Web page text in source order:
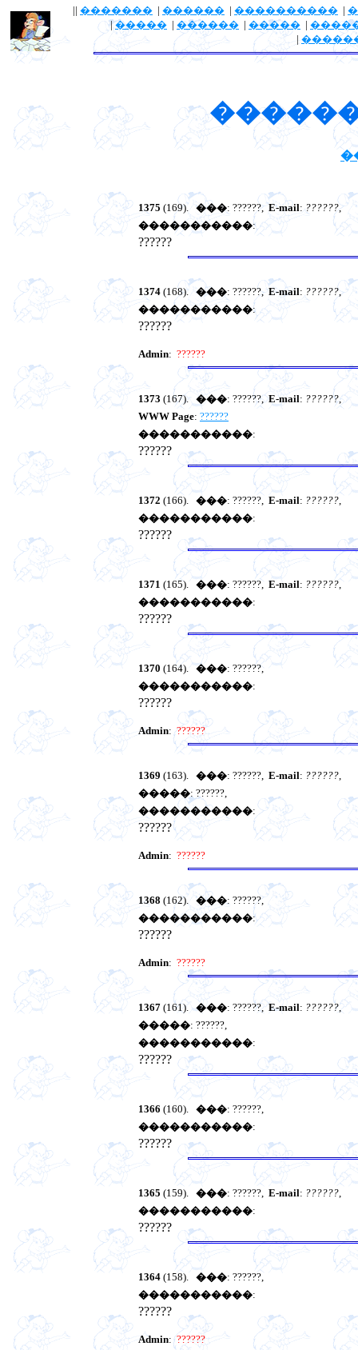
|| ������� | ������ | ���������� |
|����� | ������ | ����� |
|
1375 (169). ���: ??????,E-mail:??????,
�����������:
??????
1374 (168). ���: ??????,E-mail: ??????,
�����������:
??????
Admin: ??????
1373 (167). ���: ??????,E-mail: ??????,
WWW Page: ??????
�����������:
??????
1372 (166). ���: ??????, E-mail: ??????,
�����������:
??????
1371 (165). ���: ??????, E-mail: ??????,
�����������:
??????
1370 (164).���: ??????,
�����������:
??????
Admin: ??????
1369 (163). ���: ??????, E-mail: ??????,
�����: ??????,
�����������:
??????
Admin: ??????
1368 (162). ���: ??????,
�����������:
??????
Admin: ??????
1367 (161).���: ??????,E-mail: ??????,
�����: ??????,
�����������:
??????
1366 (160). ���: ??????,
�����������:
??????
1365 (159). ���: ??????, E-mail: ??????,
�����������:
??????
1364 (158). ���: ??????,
�����������:
??????
Admin:??????